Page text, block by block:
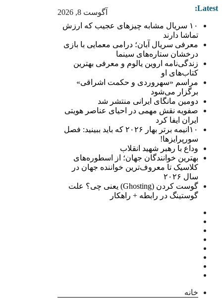
آگوست 8, 2026 Latest:
۱۰ سریال مشابه چیزهای عجیب که ارزش
تماشا دارند
معرفی سریال آبان؛ درامی معمایی با بازی
درخشان ستاره‌های سینما
زندگی‌نامه اروین یالوم و معرفی بهترین
کتاب‌های او
مراسم «سهروردی و حکمت اشراقی»
برگزار می‌شود
دومین مانگای ایرانی منتشر شد
صفویه نقش مهمی در احیای عناصر هویتی
ایران ایفا کرد
۱۰انیمه برتر بهار ۲۰۲۶ که باید ببینید: فصل
سورپرایزها!
وداع با رهبر شهید انقلاب
بهترین خوانندگان جهان؛ از اسطوره‌های
کلاسیک تا معروف‌ترین خواننده جهان در
سال ۲۰۲۶
گوست کردن (Ghosting) یعنی چی؟ علت
گوستینگ در رابطه + راهکار
خانه